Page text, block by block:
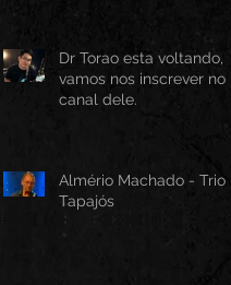
Dr Torao esta voltando,
vamos nos inscrever no
canal dele.
Almério Machado - Trio
Tapajós